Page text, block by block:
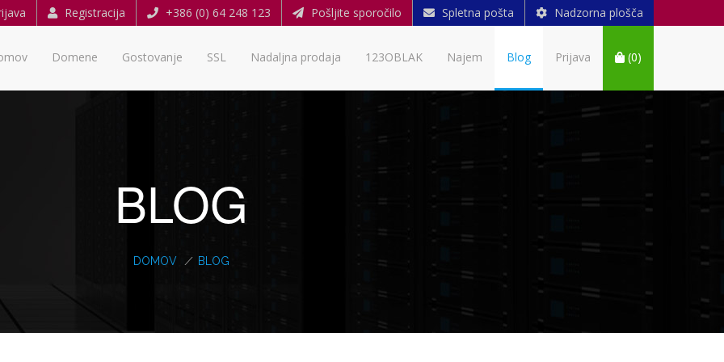
Registracija +386 (0) 64 248 123 Pošljite sporočilo Spletna pošta Nadzorna plošča
Domene Gostovanje SSL Nadaljna prodaja 123OBLAK Najem Blog Prijava (0)
BLOG
DOMOV / BLOG